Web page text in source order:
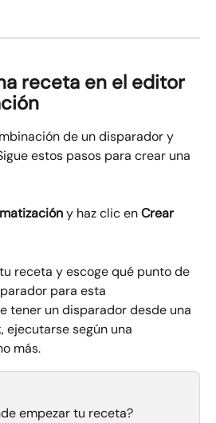
receta en el editor
de un disparador y
estos pasos para crear una
y haz clic en Crear
receta y escoge qué punto de
para esta
tener un disparador desde una
ejecutarse según una
más.
empezar tu receta?